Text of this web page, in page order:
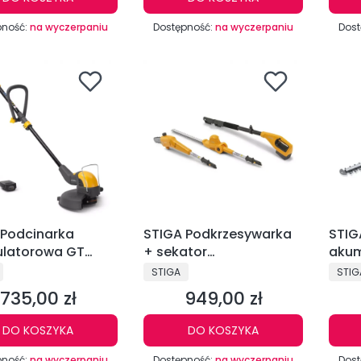
na wyczerpaniu Dostępność: na wyczerpaniu
Podcinarka
GT
Cena
735,00 zł
DO KOSZYKA
STIGA Podkrzesywarka
+ sekator
akumulatorowy na
wysięgniku MT 100e 4.0
PRODUCENT
STIGA
Cena
949,00 zł
DO KOSZYKA
2.0